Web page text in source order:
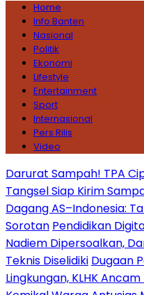
Home
Info Banten
Nasional
Politik
Ekonomi
Lifestyle
Entertainment
Sport
Internasional
Pers Rilis
Video
Darurat Sampah! TPA
Tangsel Siap Kirim
Dagang AS–Indonesia:
Sorotan Pendidikan
Nadiem Dipersoalkan,
Teknis Diselidiki Dugaan
Lingkungan, KLHK